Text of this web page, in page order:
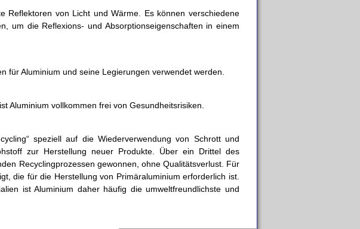
Reflektoren von Licht und Wärme. Es können verschiedene
um die Reflexions- und Absorptionseigenschaften in einem
für Aluminium und seine Legierungen verwendet werden.
Aluminium vollkommen frei von Gesundheitsrisiken.
speziell auf die Wiederverwendung von Schrott und
zur Herstellung neuer Produkte. Über ein Drittel des
Recyclingprozessen gewonnen, ohne Qualitätsverlust. Für
die für die Herstellung von Primäraluminium erforderlich ist.
ist Aluminium daher häufig die umweltfreundlichste und